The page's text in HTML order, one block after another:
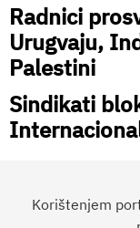
Radnici
Urugvaju,
Palestini
Sindikati
Korištenjem